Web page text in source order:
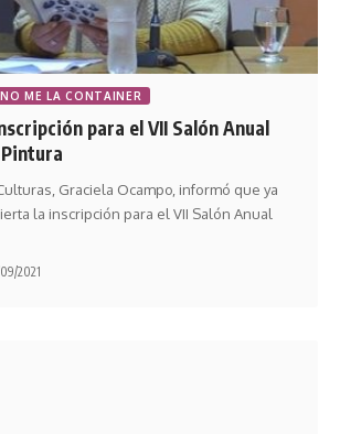
NO ME LA CONTAINER
para el VII Salón Anual
Graciela Ocampo, informó que ya
la inscripción para el VII Salón Anual
2021